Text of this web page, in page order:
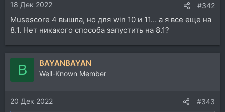
:18 Дек 2022 #342
Musescore 4 вышла, но для win 10 и 11… а я все еще на
8.1. Нет никакого способа запустить на 8.1?
B BAYANBAYAN
Well-Known Member
20 Дек 2022 #343